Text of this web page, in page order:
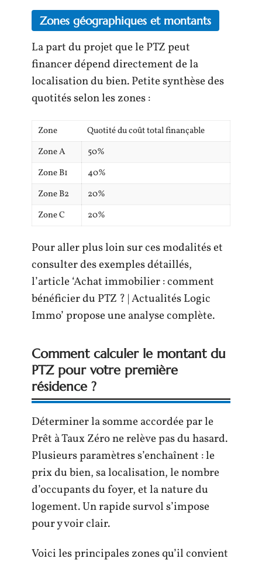
Zones géographiques et montants
La part du projet que le PTZ peut
financer dépend directement de la
localisation du bien. Petite synthèse des
quotités selon les zones :
Zone
Quotité du coût total finançable
Zone A
50%
Zone B1
40%
Zone B2
20%
Zone C
20%
Pour aller plus loin sur ces modalités et
consulter des exemples détaillés,
l’article ‘Achat immobilier : comment
bénéficier du PTZ ? | Actualités Logic
Immo’ propose une analyse complète.
Comment calculer le montant du
PTZ pour votre première
résidence ?
Déterminer la somme accordée par le
Prêt à Taux Zéro ne relève pas du hasard.
Plusieurs paramètres s’enchaînent : le
prix du bien, sa localisation, le nombre
d’occupants du foyer, et la nature du
logement. Un rapide survol s’impose
pour y voir clair.
Voici les principales zones qu’il convient